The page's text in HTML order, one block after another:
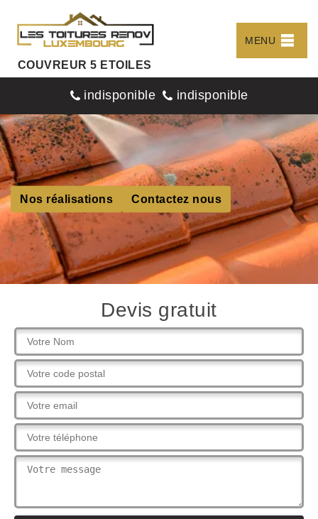
COUVREUR 5 ETOILES
MENU
indisponible indisponible
Nos réalisations Contactez nous
Devis gratuit